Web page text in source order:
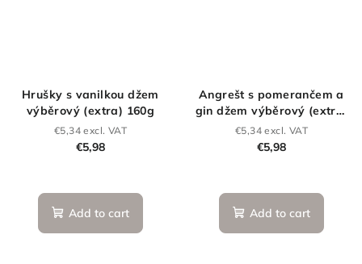
Hrušky s vanilkou džem
výběrový (extra) 160g
€5,34 excl. VAT
€5,98
Add to cart
Angrešt s pomerančem a
gin džem výběrový (extra)
160 g
€5,34 excl. VAT
€5,98
Add to cart